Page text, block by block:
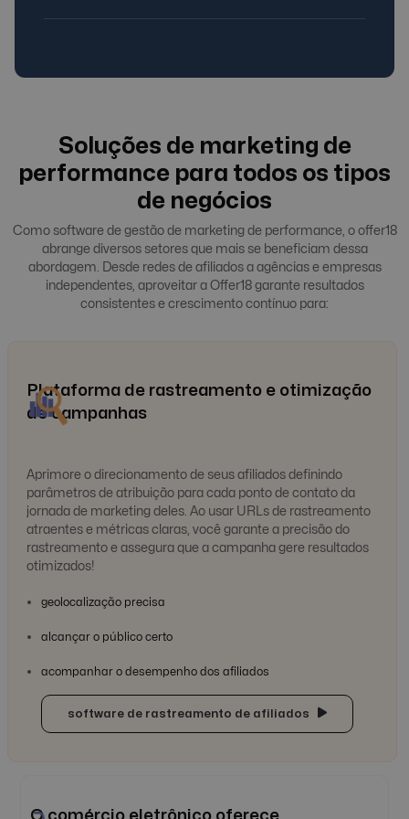
Soluções de marketing de
performance para todos os tipos
de negócios
Como software de gestão de marketing de performance, o offer18
abrange diversos setores que mais se beneficiam dessa
abordagem. Desde redes de afiliados a agências e empresas
independentes, aproveitar a Offer18 garante resultados
consistentes e crescimento contínuo para:
Plataforma de rastreamento e otimização
de campanhas
Aprimore o direcionamento de seus afiliados definindo
parâmetros de atribuição para cada ponto de contato da
jornada de marketing deles. Ao usar URLs de rastreamento
atraentes e métricas claras, você garante a precisão do
rastreamento e assegura que a campanha gere resultados
otimizados!
geolocalização precisa
alcançar o público certo
acompanhar o desempenho dos afiliados
software de rastreamento de afiliados